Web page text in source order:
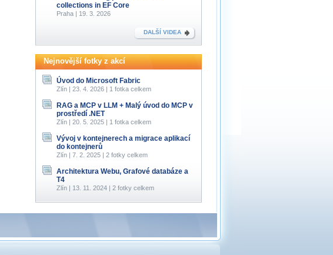
collections in EF Core
Praha | 19. 3. 2026
DALŠÍ VIDEA
Nejnovější fotky z akcí
Úvod do Microsoft Fabric
Zlín | 23. 4. 2026 | 1 fotka celkem
RAG a MCP v LLM + Malý úvod do MCP v
prostředí .NET
Zlín | 20. 5. 2025 | 1 fotka celkem
Vývoj v kontejnerech a migrace aplikací
do kontejnerů
Zlín | 7. 2. 2025 | 2 fotky celkem
Architektura Webu, Grafové databáze a
T4
Zlín | 13. 11. 2024 | 2 fotky celkem